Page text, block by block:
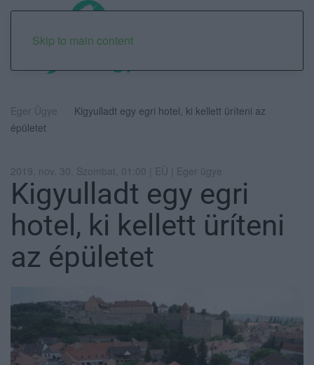
Skip to main content
Eger Ügye
Kigyulladt egy egri hotel, ki kellett üríteni az
épületet
2019. nov. 30. Szombat, 01:00 | EÜ | Eger ügye
Kigyulladt egy egri
hotel, ki kellett üríteni
az épületet